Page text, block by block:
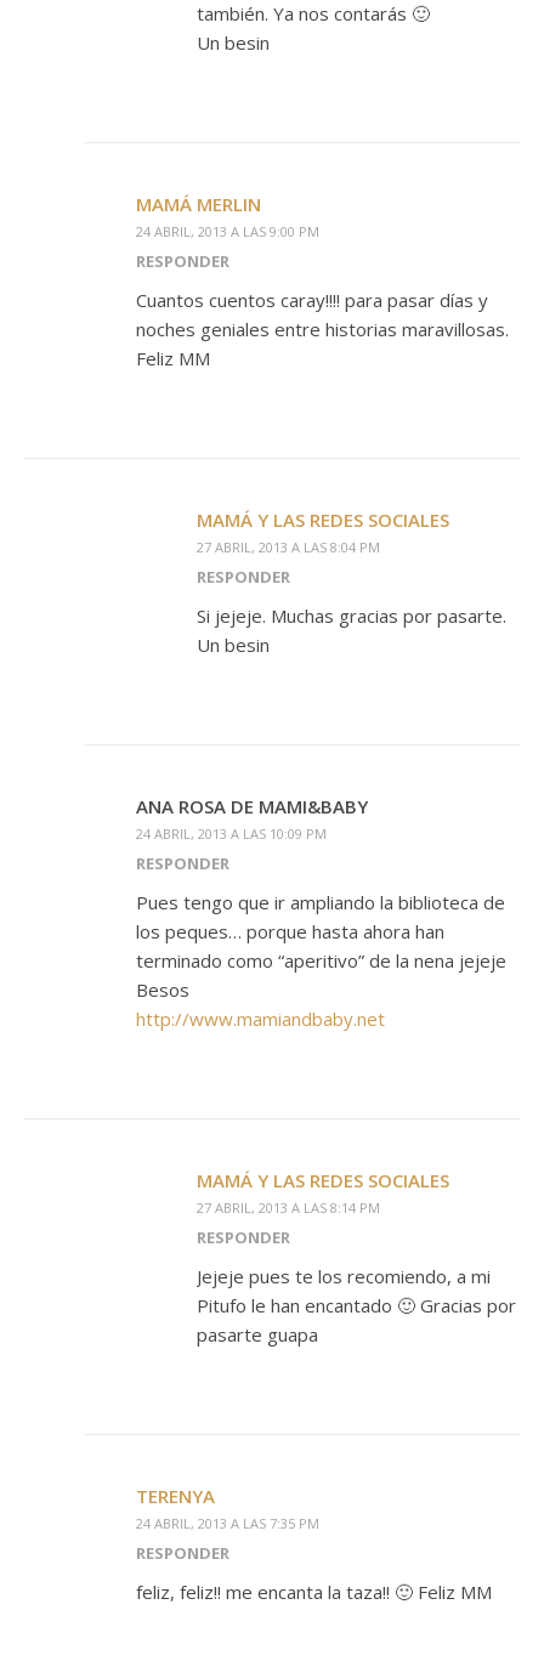
también. Ya nos contarás 🙂
Un besin
MAMÁ MERLIN
24 ABRIL, 2013 A LAS 9:00 PM
RESPONDER
Cuantos cuentos caray!!!! para pasar días y
noches geniales entre historias maravillosas.
Feliz MM
MAMÁ Y LAS REDES SOCIALES
27 ABRIL, 2013 A LAS 8:04 PM
RESPONDER
Si jejeje. Muchas gracias por pasarte.
Un besin
ANA ROSA DE MAMI&BABY
24 ABRIL, 2013 A LAS 10:09 PM
RESPONDER
Pues tengo que ir ampliando la biblioteca de
los peques… porque hasta ahora han
terminado como “aperitivo” de la nena jejeje
Besos
http://www.mamiandbaby.net
MAMÁ Y LAS REDES SOCIALES
27 ABRIL, 2013 A LAS 8:14 PM
RESPONDER
Jejeje pues te los recomiendo, a mi
Pitufo le han encantado 🙂 Gracias por
pasarte guapa
TERENYA
24 ABRIL, 2013 A LAS 7:35 PM
RESPONDER
feliz, feliz!! me encanta la taza!! 🙂 Feliz MM